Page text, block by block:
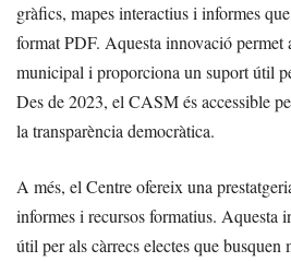
gràfics, mapes interactius i informes
format PDF. Aquesta innovació permet
municipal i proporciona un suport útil
Des de 2023, el CASM és accessible
la transparència democràtica.
A més, el Centre ofereix una
informes i recursos formatius. Aquesta
útil per als càrrecs electes que busquen